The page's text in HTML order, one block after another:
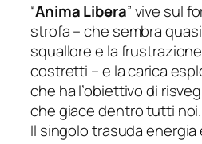
“Anima Libera” vive sul
strofa – che sembra
squallore e la
costretti – e la carica
che ha l’obiettivo di
che giace dentro tutti noi.
Il singolo trasuda